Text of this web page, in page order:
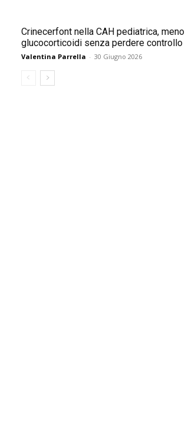
Crinecerfont nella CAH pediatrica, meno
glucocorticoidi senza perdere controllo
Valentina Parrella - 30 Giugno 2026